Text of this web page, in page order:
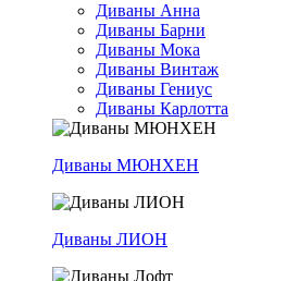
Диваны Анна
Диваны Барни
Диваны Мока
Диваны Винтаж
Диваны Гениус
Диваны Карлотта
Диваны МЮНХЕН
Диваны ЛИОН